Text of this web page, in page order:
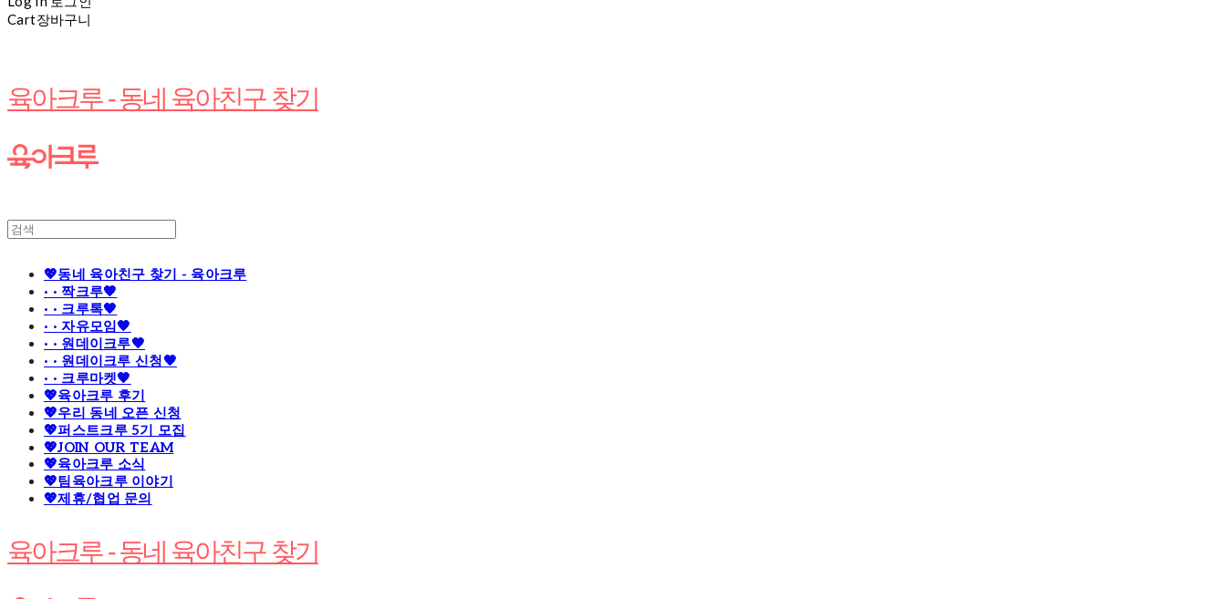
Cart장바구니
육아크루 - 동네 육아친구 찾기
💖동네 육아친구 찾기 - 육아크루
· · 짝크루🧡
· · 크루톡🧡
· · 자유모임🧡
· · 원데이크루🧡
· · 원데이크루 신청🧡
· · 크루마켓🧡
💖육아크루 후기
💖우리 동네 오픈 신청
💖퍼스트크루 5기 모집
💖JOIN OUR TEAM
💖육아크루 소식
💖팀육아크루 이야기
💖제휴/협업 문의
육아크루 - 동네 육아친구 찾기